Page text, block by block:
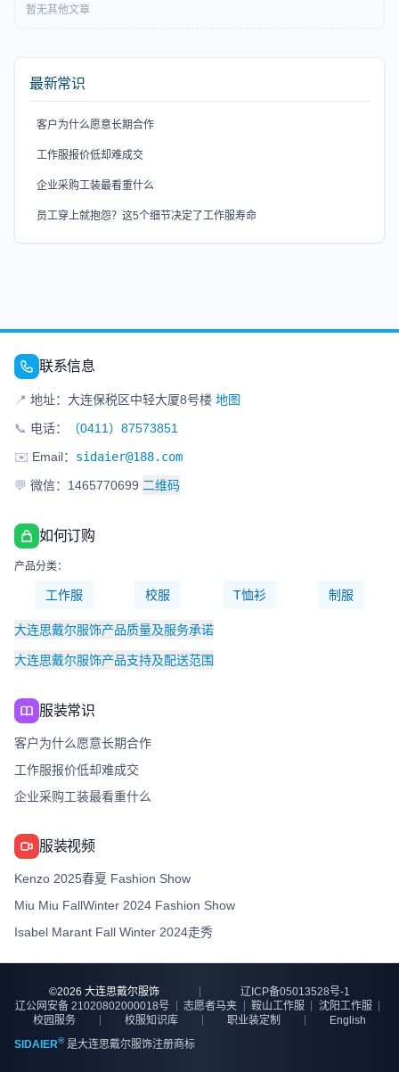
暂无其他文章
最新常识
客户为什么愿意长期合作
工作服报价低却难成交
企业采购工装最看重什么
员工穿上就抱怨？这5个细节决定了工作服寿命
联系信息
📍 地址：大连保税区中轻大厦8号楼 地图
📞 电话：
（0411）87573851
✉️ Email： sidaier@188.com
💬 微信：1465770699 二维码
如何订购
产品分类：
工作服 校服 T恤衫 制服
大连思戴尔服饰产品质量及服务承诺
大连思戴尔服饰产品支持及配送范围
服装常识
客户为什么愿意长期合作
工作服报价低却难成交
企业采购工装最看重什么
服装视频
Kenzo 2025春夏 Fashion Show
Miu Miu FallWinter 2024 Fashion Show
Isabel Marant Fall Winter 2024走秀
©2026 大连思戴尔服饰
辽ICP备05013528号-1
辽公网安备 21020802000018号
志愿者马夹 鞍山工作服
沈阳工作服
校园服务
校服知识库 职业装定制
English
SIDAIER®是大连思戴尔服饰注册商标